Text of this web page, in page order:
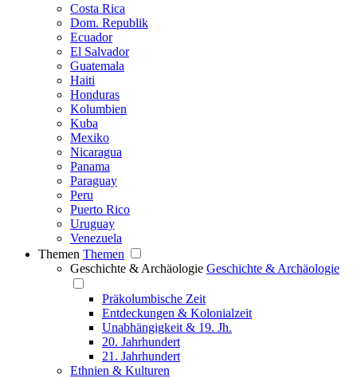
Costa Rica
Dom. Republik
Ecuador
El Salvador
Guatemala
Haiti
Honduras
Kolumbien
Kuba
Mexiko
Nicaragua
Panama
Paraguay
Peru
Puerto Rico
Uruguay
Venezuela
Themen Themen
Geschichte & Archäologie Geschichte & Archäologie
Präkolumbische Zeit
Entdeckungen & Kolonialzeit
Unabhängigkeit & 19. Jh.
20. Jahrhundert
21. Jahrhundert
Ethnien & Kulturen